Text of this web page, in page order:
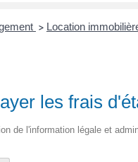
> Location
les frais
de l'information légale et